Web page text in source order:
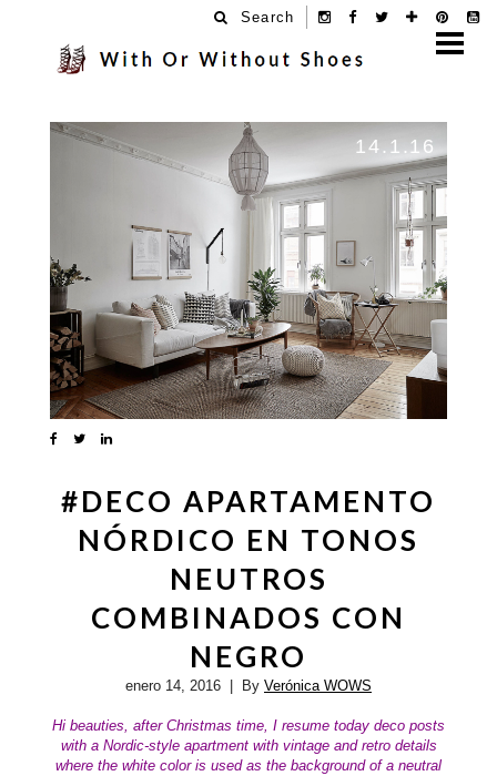
Search
14.1.16
#DECO APARTAMENTO
NÓRDICO EN TONOS
NEUTROS
COMBINADOS CON
NEGRO
enero 14, 2016 | By Verónica WOWS
Hi beauties, after Christmas time, I resume today deco posts
with a Nordic-style apartment with vintage and retro details
where the white color is used as the background of a neutral